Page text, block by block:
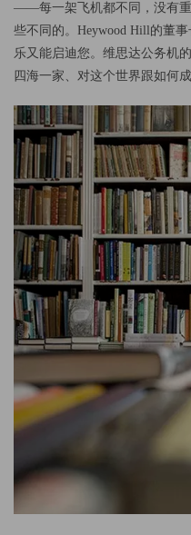
——每一架飞机都不同，没有重
些不同的。Heywood Hill的董
乐又能启迪您。维思达公务机
四海一家、对这个世界跟如何